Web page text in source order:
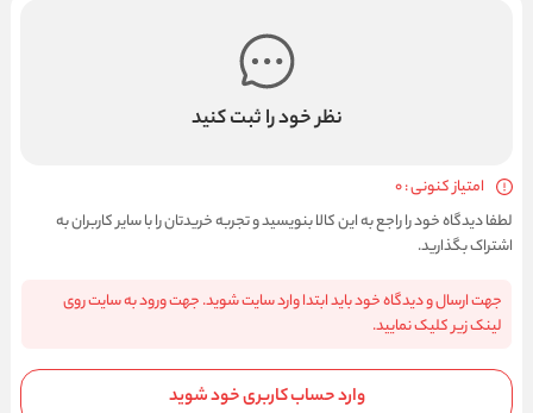
نظر خود را ثبت کنید
امتیاز کنونی : 0
لطفا دیدگاه خود را راجع به این کالا بنویسید و تجربه خریدتان را با سایر کاربران به
اشتراک بگذارید.
جهت ارسال و دیدگاه خود باید ابتدا وارد سایت شوید. جهت ورود به سایت روی
لینک زیر کلیک نمایید.
وارد حساب کاربری خود شوید